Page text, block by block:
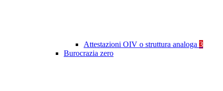
Attestazioni OIV o struttura analoga 3
Burocrazia zero